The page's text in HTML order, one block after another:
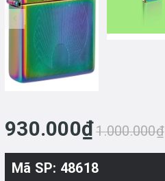
930.000₫1.000.000₫
Mã SP: 48618